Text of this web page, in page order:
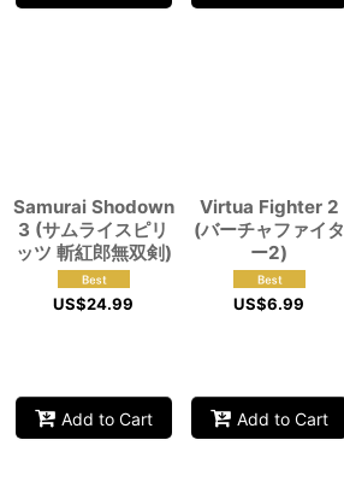
Samurai Shodown
3 (サムライスピリ
ッツ 斬紅郎無双剣)
US$24.99
Add to Cart
Virtua Fighter 2
(バーチャファイタ
ー2)
US$6.99
Add to Cart